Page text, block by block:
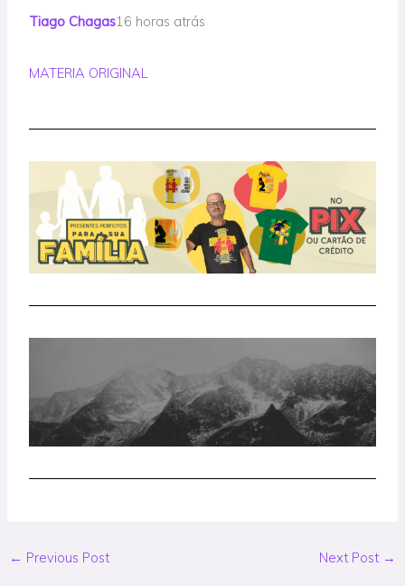
Tiago Chagas16 horas atrás
MATERIA ORIGINAL
← Previous Post Next Post →